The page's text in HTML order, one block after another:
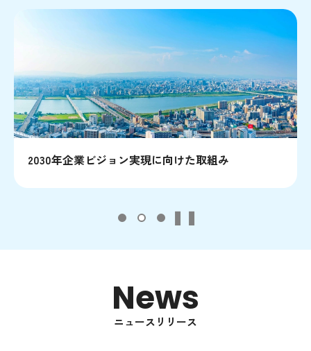
2030年企業ビジョン実現に向けた取組み
❚❚
News
ニュースリリース